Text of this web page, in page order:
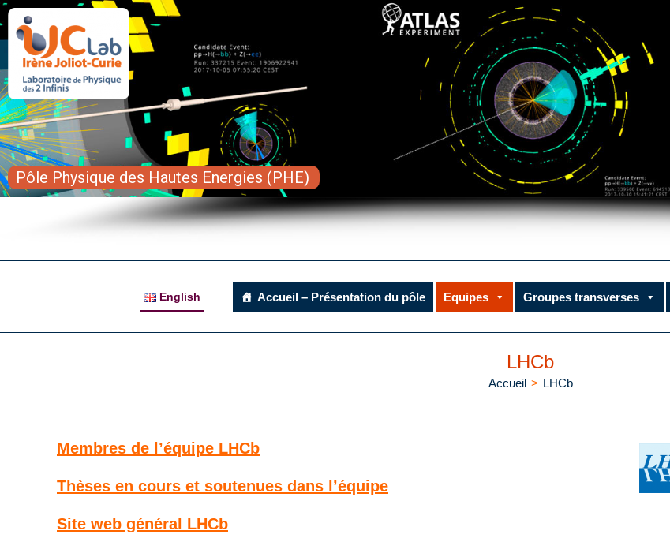
Pôle Physique des Hautes Energies (PHE)
English Accueil – Présentation du pôle Equipes Groupes transverses
LHCb
Accueil > LHCb
Membres de l’équipe LHCb
Thèses en cours et soutenues dans l’équipe
Site web général LHCb